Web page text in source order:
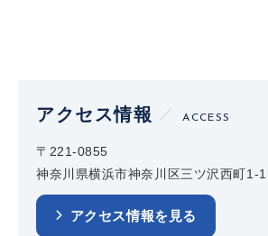
アクセス情報 ACCESS
〒221-0855
神奈川県横浜市神奈川区三ツ沢西町1-1
アクセス情報を見る